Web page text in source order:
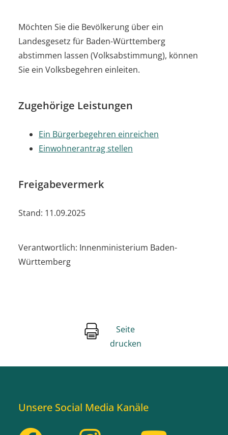
Möchten Sie die Bevölkerung über ein
Landesgesetz für Baden-Württemberg
abstimmen lassen (Volksabstimmung), können
Sie ein Volksbegehren einleiten.
Zugehörige Leistungen
Ein Bürgerbegehren einreichen
Einwohnerantrag stellen
Freigabevermerk
Stand: 11.09.2025
Verantwortlich: Innenministerium Baden-
Württemberg
Seite
drucken
Unsere Social Media Kanäle